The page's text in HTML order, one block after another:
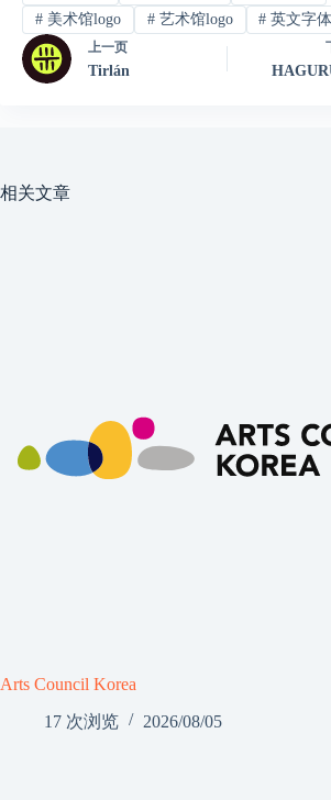
#美术馆logo #艺术馆logo # 英文字
上一页
Tirlán
相关文章
Arts Council Korea
17 次浏览
2026/08/05